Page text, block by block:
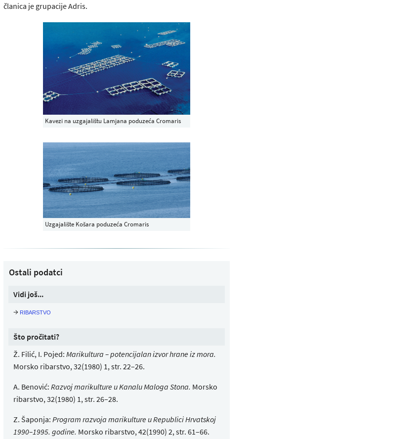
članica je grupacije Adris.
Kavezi na uzgajalištu Lamjana poduzeća Cromaris
Uzgajalište Košara poduzeća Cromaris
Ostali podatci
Vidi još...
→ ribarstvo
Što pročitati?
Ž. Filić, I. Pojed: Marikultura – potencijalan izvor hrane iz mora.
Morsko ribarstvo, 32(1980) 1, str. 22–26.
A. Benović: Razvoj marikulture u Kanalu Maloga Stona. Morsko
ribarstvo, 32(1980) 1, str. 26–28.
Z. Šaponja: Program razvoja marikulture u Republici Hrvatskoj
1990–1995. godine. Morsko ribarstvo, 42(1990) 2, str. 61–66.